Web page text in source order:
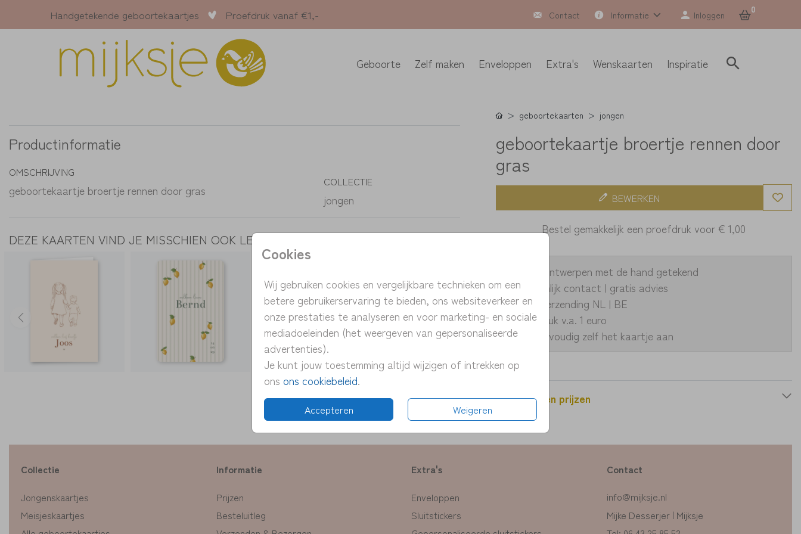
Handgetekende geboortekaartjes Proefdruk vanaf €1,- Contact Informatie Inloggen 0
Geboorte Zelf maken Enveloppen Extra's Wenskaarten Inspiratie
Cookies
Wij gebruiken cookies en vergelijkbare technieken om een
betere gebruikerservaring te bieden, ons websiteverkeer en
onze prestaties te analyseren en voor marketing- en sociale
mediadoeleinden (het weergeven van gepersonaliseerde
advertenties).
Je kunt jouw toestemming altijd wijzigen of intrekken op
ons ons cookiebeleid.
Accepteren Weigeren
Productinformatie
OMSCHRIJVING
geboortekaartje broertje rennen door gras
COLLECTIE
jongen
DEZE KAARTEN VIND JE MISSCHIEN OOK LEUK
geboortekaarten jongen
geboortekaartje broertje rennen door
gras
BEWERKEN
Bestel gemakkelijk een proefdruk voor€ 1,00
> unieke ontwerpen met de hand getekend
> persoonlijk contact | gratis advies
> snelle verzending NL | BE
> proefdruk v.a. 1 euro
> pas eenvoudig zelf het kaartje aan
Formaten en prijzen
Collectie
Jongenskaartjes
Meisjeskaartjes
Informatie
Prijzen
Besteluitleg
Extra's
Enveloppen
Sluitstickers
Contact
info@mijksje.nl
Mijke Desserjer | Mijksje